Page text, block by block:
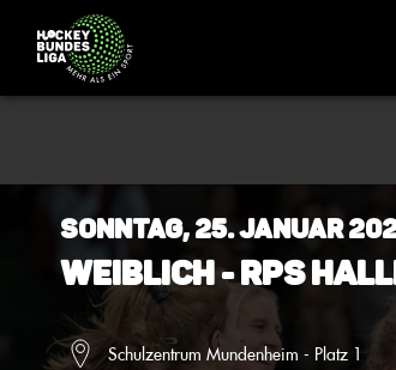
Sonntag, 25. Januar
Weiblich - RPS
Schulzentrum Mundenheim - Platz 1